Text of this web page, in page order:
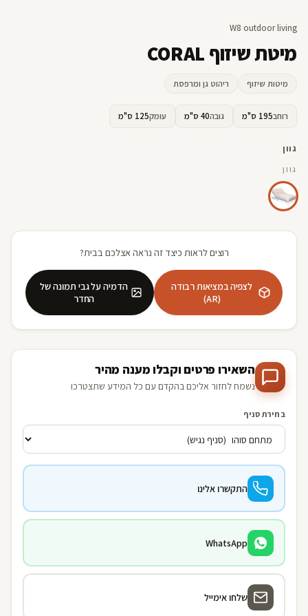
W8 outdoor living
מיטת שיזוף CORAL
מיטות שיזוף ריהוט גן ומרפסת
רוחב195 ס"מ גובה40 ס"מ עומק125 ס"מ
גוון
גוון
רוצים לראות כיצד זה נראה אצלכם בבית?
לצפיה במציאות רבודה
(AR)
הדמיה על גבי תמונה של
החדר
השאירו פרטים וקבלו מענה מהיר
נשמח לחזור אליכם בהקדם עם כל המידע שתצטרכו
בחירת סניף
התקשרו אלינו
WhatsApp
שלחו אימייל